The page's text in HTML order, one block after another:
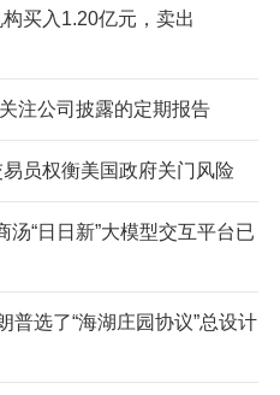
买入1.20亿元，卖出
注公司披露的定期报告
员权衡美国政府关门风险
汤“日日新”大模型交互平台已
普选了“海湖庄园协议”总设计